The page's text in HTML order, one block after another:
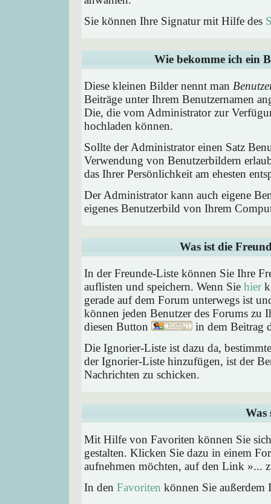
Sie können Ihre Signatur mit Hilfe des
Wie bekomme ich ein
Diese kleinen Bilder nennt man
Beiträge unter Ihrem Benutzernamen
Die, die vom Administrator zur
hochladen können.
Sollte der Administrator einen Satz
Verwendung von Benutzerbildern
das Ihrer Persönlichkeit am ehesten
Der Administrator kann auch eigene
eigenes Benutzerbild von Ihrem
Was ist die
In der Freunde-Liste können Sie Ihre
auflisten und speichern. Wenn Sie hier
gerade auf dem Forum unterwegs ist
können jeden Benutzer des Forums zu
diesen Button
in dem Beitrag
Die Ignorier-Liste ist dazu da,
der Ignorier-Liste hinzufügen, ist der
Nachrichten zu schicken.
Was
Mit Hilfe von Favoriten können Sie
gestalten. Klicken Sie dazu in einem
aufnehmen möchten, auf den Link »...
In den Favoriten können Sie